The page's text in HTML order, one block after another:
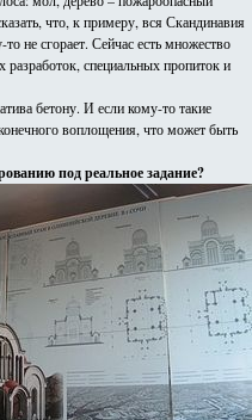
что, к примеру, вся Скандинавия
не сгорает. Сейчас есть множество
специальных пропиток и
бетону. И если кому-то такие
воплощения, что может быть
под реальное задание?